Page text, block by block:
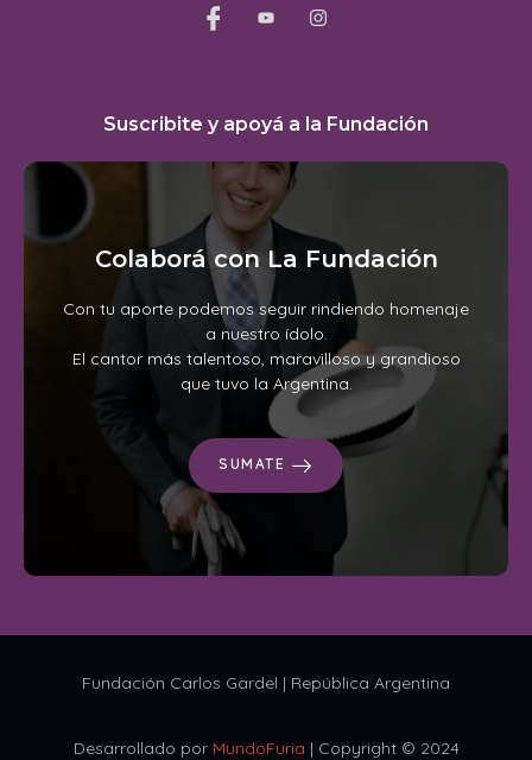
Suscribite y apoyá a la Fundación
Colaborá con La Fundación
Con tu aporte podemos seguir rindiendo homenaje
a nuestro ídolo.
El cantor más talentoso, maravilloso y grandioso
que tuvo la Argentina.
SUMATE
Fundación Carlos Gardel | República Argentina
Desarrollado por MundoFuria | Copyright © 2024